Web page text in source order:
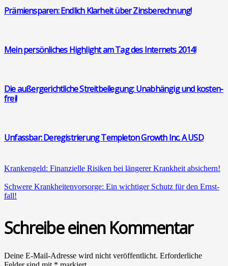
Prä­mi­en­spa­ren: End­lich Klar­heit über Zins­be­rech­nung!
Mein per­sön­li­ches High­light am Tag des Inter­nets 2014!
Die außer­ge­richt­li­che Streit­bei­le­gung: Unab­hän­gig und kos­ten­
frei!
Unfass­bar: Dere­gis­trie­rung Temp­le­ton Growth Inc. A USD
Kran­ken­geld: Finan­zi­el­le Risi­ken bei län­ge­rer Krank­heit absi­chern!
Schwe­re Krank­hei­ten­vor­sor­ge: Ein wich­ti­ger Schutz für den Ernst­
fall!
Schreibe einen Kommentar
Deine E-Mail-Adresse wird nicht veröffentlicht. Erforderliche